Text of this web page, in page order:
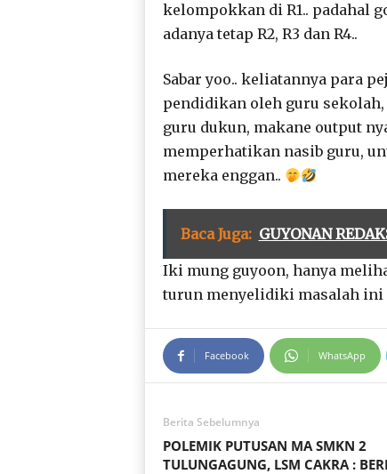
kelompokkan di R1.. padahal
adanya tetap R2, R3 dan R4..
Sabar yoo.. keliatannya para
pendidikan oleh guru
guru dukun, makane output
memperhatikan nasib guru,
mereka enggan..
Baca Juga: GUYONAN
Iki mung guyoon, hanya
turun menyelidiki masalah ini
Facebook WhatsApp
Berita Sebelumnya
POLEMIK PUTUSAN MA SMKN 2
TULUNGAGUNG, LSM CAKRA : BERI